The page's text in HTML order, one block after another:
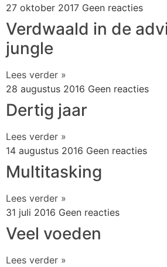
27 oktober 2017 Geen reacties
Verdwaald in de
jungle
Lees verder »
28 augustus 2016 Geen reacties
Dertig jaar
Lees verder »
14 augustus 2016 Geen reacties
Multitasking
Lees verder »
31 juli 2016 Geen reacties
Veel voeden
Lees verder »